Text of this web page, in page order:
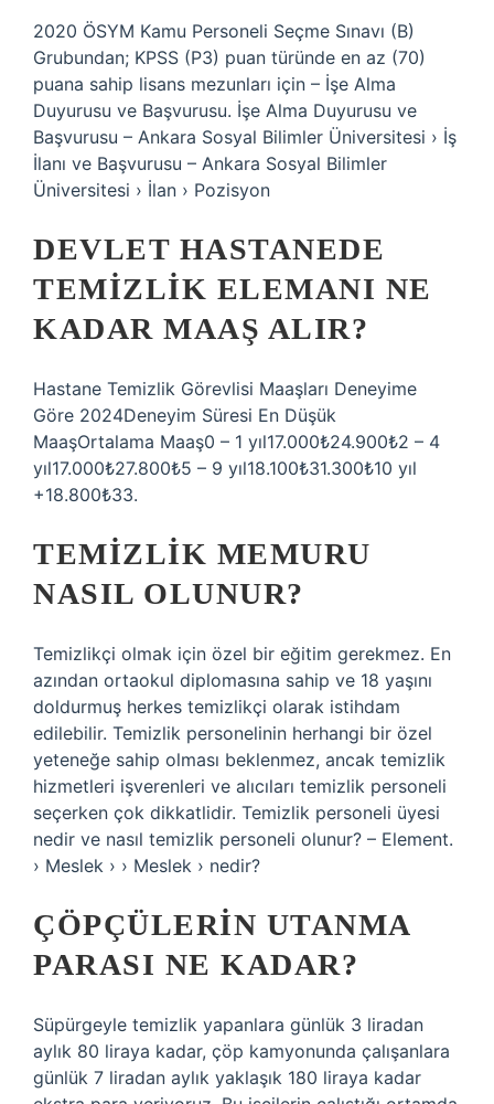
2020 ÖSYM Kamu Personeli Seçme Sınavı (B)
Grubundan; KPSS (P3) puan türünde en az (70)
puana sahip lisans mezunları için – İşe Alma
Duyurusu ve Başvurusu. İşe Alma Duyurusu ve
Başvurusu – Ankara Sosyal Bilimler Üniversitesi › İş
İlanı ve Başvurusu – Ankara Sosyal Bilimler
Üniversitesi › İlan › Pozisyon
DEVLET HASTANEDE
TEMIZLIK ELEMANI NE
KADAR MAAŞ ALIR?
Hastane Temizlik Görevlisi Maaşları Deneyime
Göre 2024Deneyim Süresi En Düşük
MaaşOrtalama Maaş0 – 1 yıl17.000₺24.900₺2 – 4
yıl17.000₺27.800₺5 – 9 yıl18.100₺31.300₺10 yıl
+18.800₺33.
TEMIZLIK MEMURU
NASIL OLUNUR?
Temizlikçi olmak için özel bir eğitim gerekmez. En
azından ortaokul diplomasına sahip ve 18 yaşını
doldurmuş herkes temizlikçi olarak istihdam
edilebilir. Temizlik personelinin herhangi bir özel
yeteneğe sahip olması beklenmez, ancak temizlik
hizmetleri işverenleri ve alıcıları temizlik personeli
seçerken çok dikkatlidir. Temizlik personeli üyesi
nedir ve nasıl temizlik personeli olunur? – Element.
› Meslek › › Meslek › nedir?
ÇÖPÇÜLERIN UTANMA
PARASI NE KADAR?
Süpürgeyle temizlik yapanlara günlük 3 liradan
aylık 80 liraya kadar, çöp kamyonunda çalışanlara
günlük 7 liradan aylık yaklaşık 180 liraya kadar